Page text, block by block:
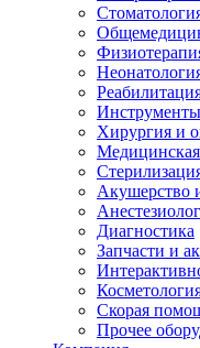
Хирургия и
Акушерство
Диагностика
Запчасти и
Скорая
Прочее